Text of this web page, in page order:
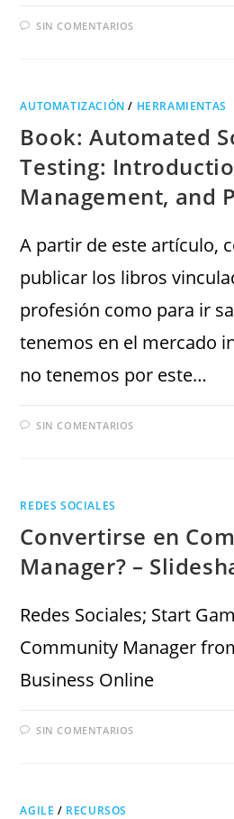
SIN COMENTARIOS
AUTOMATIZACIÓN / HERRAMIENTAS
Book: Automated
Testing:
Management, and
A partir de este artículo,
publicar los libros
profesión como para ir
tenemos en el mercado
no tenemos por este…
SIN COMENTARIOS
REDES SOCIALES
Convertirse en
Manager? –
Redes Sociales; Start
Community Manager
Business Online
SIN COMENTARIOS
AGILE / RECURSOS